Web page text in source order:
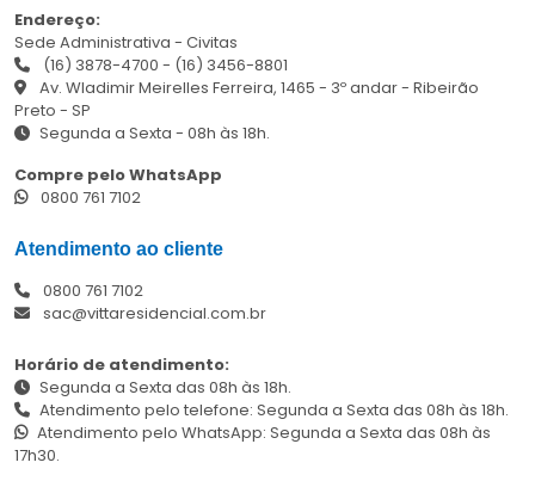
Endereço:
Sede Administrativa - Civitas
(16) 3878-4700 - (16) 3456-8801
Av. Wladimir Meirelles Ferreira, 1465 - 3º andar - Ribeirão
Preto - SP
Segunda a Sexta - 08h às 18h.
Compre pelo WhatsApp
0800 761 7102
Atendimento ao cliente
0800 761 7102
sac@vittaresidencial.com.br
Horário de atendimento:
Segunda a Sexta das 08h às 18h.
Atendimento pelo telefone: Segunda a Sexta das 08h às 18h.
Atendimento pelo WhatsApp: Segunda a Sexta das 08h às
17h30.